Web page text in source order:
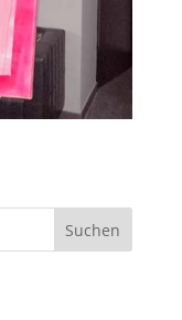
Suchen